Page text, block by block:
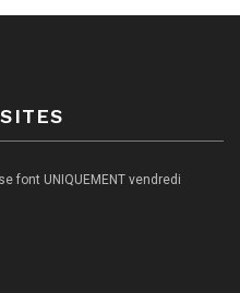
font UNIQUEMENT vendredi